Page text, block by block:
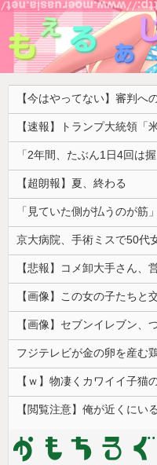
【超朗報】夏、終わる
【画像】この女の子たちと
【画像】セブンイレブン、
【ｗ】物凄くカワイイ子猫
【閲覧注意】俺が近くにい